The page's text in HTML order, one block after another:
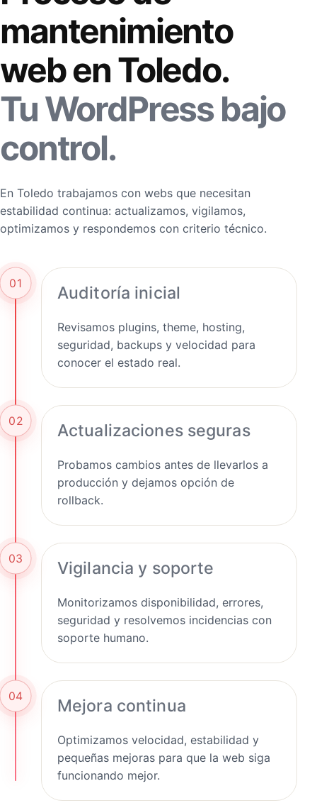
mantenimiento
web en Toledo.
Tu WordPress bajo
control.
En Toledo trabajamos con webs que necesitan
estabilidad continua: actualizamos, vigilamos,
optimizamos y respondemos con criterio técnico.
01 Auditoría inicial
Revisamos plugins, theme, hosting,
seguridad, backups y velocidad para
conocer el estado real.
02 Actualizaciones seguras
Probamos cambios antes de llevarlos a
producción y dejamos opción de
rollback.
03 Vigilancia y soporte
Monitorizamos disponibilidad, errores,
seguridad y resolvemos incidencias con
soporte humano.
04 Mejora continua
Optimizamos velocidad, estabilidad y
pequeñas mejoras para que la web siga
funcionando mejor.